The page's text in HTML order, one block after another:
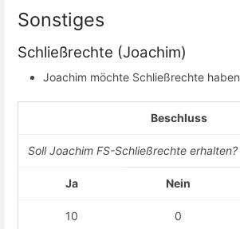
Sonstiges
Schließrechte (Joachim)
Joachim möchte Schließrechte haben
Beschluss
Soll Joachim FS-Schließrechte erhalten?
Ja Nein
10 0